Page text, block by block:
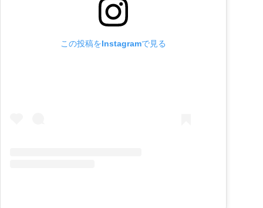
この投稿をInstagramで見る